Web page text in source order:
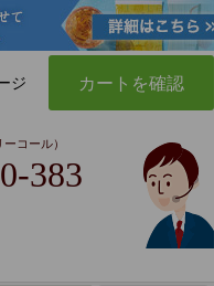
ジ カートを確認
コール）
383